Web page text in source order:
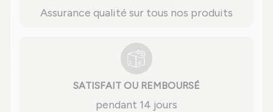
Assurance qualité sur tous nos produits
SATISFAIT OU REMBOURSÉ
pendant 14 jours